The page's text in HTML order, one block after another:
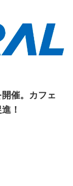
催。カフェ
！